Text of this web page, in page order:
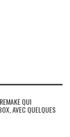
QUI
AVEC QUELQUES